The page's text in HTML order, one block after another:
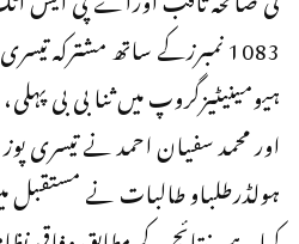
1083 نمبرزکے ساتھ مشترکہ تیسری پوزیشن حاصل کی۔
ہیومینیٹیزگروپ میں ثنا بی بی
اور محمد سفیان احمد نے تیسری
ہولڈرطلباو طالبات نے مستقبل